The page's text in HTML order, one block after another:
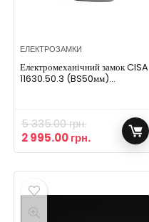
ЕЛЕКТРОЗАМКИ
Електромеханічний замок CISA
11630.50.3 (BS50мм)
5 335.00грн.
2 995.00грн.